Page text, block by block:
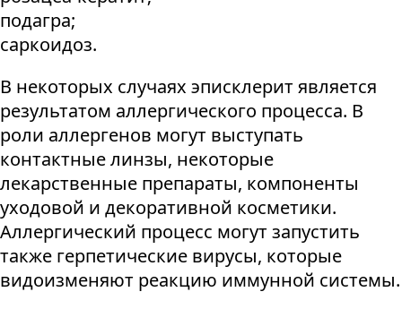
подагра;
саркоидоз.
В некоторых случаях эписклерит является
результатом аллергического процесса. В
роли аллергенов могут выступать
контактные линзы, некоторые
лекарственные препараты, компоненты
уходовой и декоративной косметики.
Аллергический процесс могут запустить
также герпетические вирусы, которые
видоизменяют реакцию иммунной системы.